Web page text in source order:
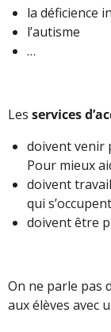
la déficience
l’autisme
…
Les services
doivent venir
Pour mieux
doivent
qui
doivent être
On ne parle pas
aux élèves avec